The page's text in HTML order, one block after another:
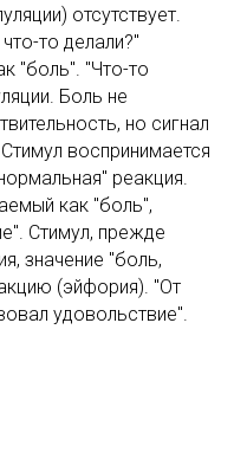
отсутствует.
то делали?"
"боль". "Что-то
Боль не
но сигнал
воспринимается
реакция.
как "боль",
Стимул, прежде
значение "боль,
(эйфория). "От
удовольствие".